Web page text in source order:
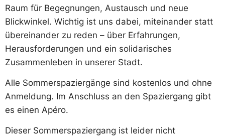
Raum für Begegnungen, Austausch und neue
Blickwinkel. Wichtig ist uns dabei, miteinander statt
übereinander zu reden – über Erfahrungen,
Herausforderungen und ein solidarisches
Zusammenleben in unserer Stadt.
Alle Sommerspaziergänge sind kostenlos und ohne
Anmeldung. Im Anschluss an den Spaziergang gibt
es einen Apéro.
Dieser Sommerspaziergang ist leider nicht